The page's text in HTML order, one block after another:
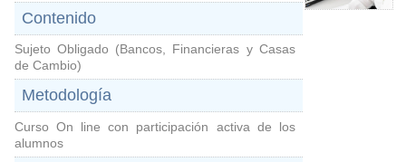
Contenido
Sujeto Obligado (Bancos, Financieras y Casas
de Cambio)
Metodología
Curso On line con participación activa de los
alumnos